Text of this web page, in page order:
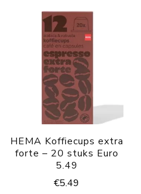
HEMA Koffiecups extra
forte – 20 stuks Euro
5.49
€5.49